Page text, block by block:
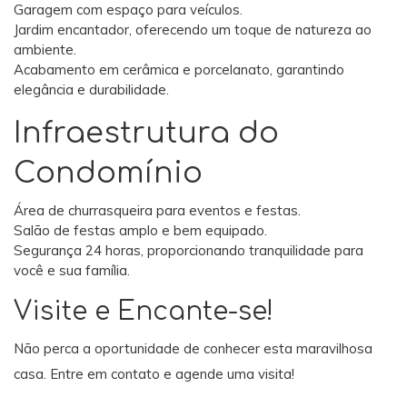
Garagem com espaço para veículos.
Jardim encantador, oferecendo um toque de natureza ao
ambiente.
Acabamento em cerâmica e porcelanato, garantindo
elegância e durabilidade.
Infraestrutura do
Condomínio
Área de churrasqueira para eventos e festas.
Salão de festas amplo e bem equipado.
Segurança 24 horas, proporcionando tranquilidade para
você e sua família.
Visite e Encante-se!
Não perca a oportunidade de conhecer esta maravilhosa
casa. Entre em contato e agende uma visita!